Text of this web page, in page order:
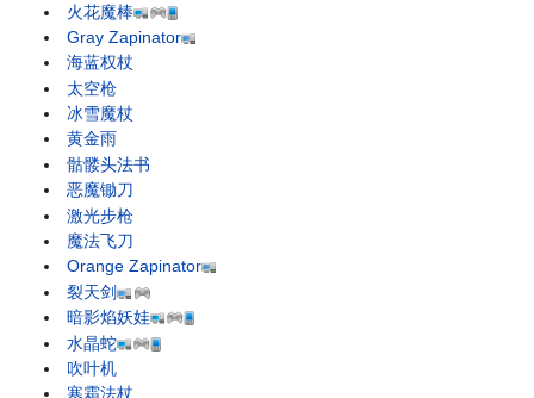
火花魔棒
Gray Zapinator
海蓝权杖
太空枪
冰雪魔杖
黄金雨
骷髅头法书
恶魔锄刀
激光步枪
魔法飞刀
Orange Zapinator
裂天剑
暗影焰妖娃
水晶蛇
吹叶机
寒霜法杖